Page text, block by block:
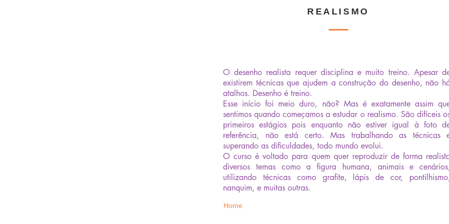
REALISMO
O desenho realista requer disciplina e muito treino. Apesar
existirem técnicas que ajudem a construção do desenho, não
atalhos. Desenho é treino.
Esse início foi meio duro, não? Mas é exatamente assim
sentimos quando começamos a estudar o realismo. São difíceis
primeiros estágios pois enquanto não estiver igual à foto
referência, não está certo. Mas trabalhando as técnicas
superando as dificuldades, todo mundo evolui.
O curso é voltado para quem quer reproduzir de forma
diversos temas como a figura humana, animais e
utilizando técnicas como grafite, lápis de cor,
nanquim, e muitas outras.
Home